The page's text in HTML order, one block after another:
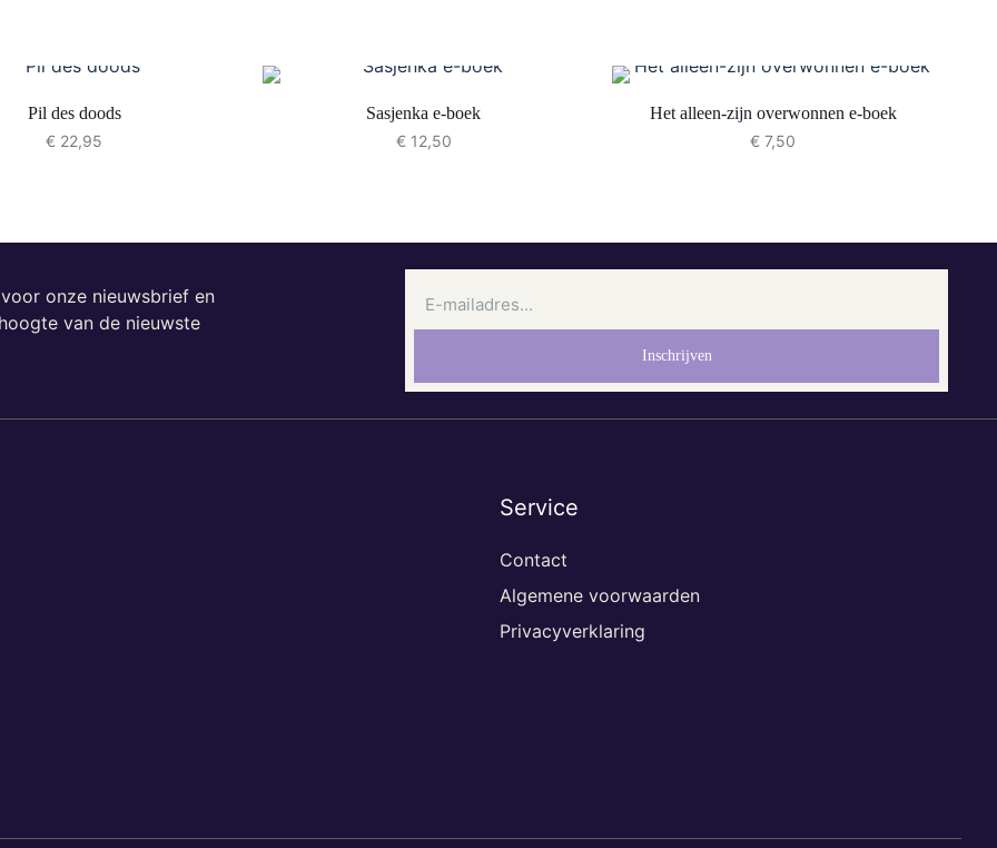
Pil des doods
€ 22,95
Sasjenka e-boek
€12,50
Het alleen-zijn overwonnen e-boek
€ 7,50
onze nieuwsbrief en
van de nieuwste
Service
Contact
Algemene voorwaarden
Privacyverklaring